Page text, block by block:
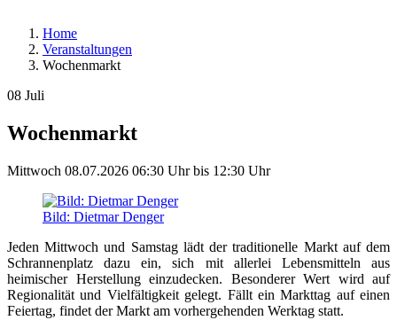
Home
Veranstaltungen
Wochenmarkt
08 Juli
Wochenmarkt
Mittwoch 08.07.2026 06:30 Uhrbis 12:30 Uhr
Bild: Dietmar Denger
Jeden Mittwoch und Samstag lädt der traditionelle Markt auf dem
Schrannenplatz dazu ein, sich mit allerlei Lebensmitteln aus
heimischer Herstellung einzudecken. Besonderer Wert wird auf
Regionalität und Vielfältigkeit gelegt. Fällt ein Markttag auf einen
Feiertag, findet der Markt am vorhergehenden Werktag statt.